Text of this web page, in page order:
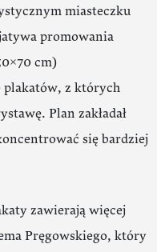
miasteczku
promowania
cm)
plakatów, z których
Plan zakładał
się bardziej
zawierają więcej
Pręgowskiego, który